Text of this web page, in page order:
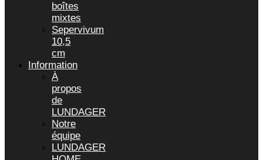
boîtes
mixtes
Sepervivum
10,5
cm
Information
À
propos
de
LUNDAGER
Notre
équipe
LUNDAGER